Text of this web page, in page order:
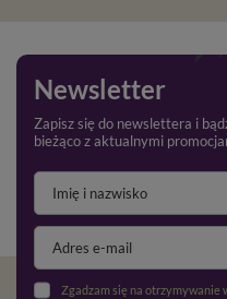
Newsletter
Zapisz się do newslettera i
bieżąco z aktualnymi
Zgadzam się na otrzymywanie wiadomości